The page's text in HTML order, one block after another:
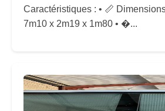
Caractéristiques : • 📏
7m10 x 2m19 x 1m80 • �...